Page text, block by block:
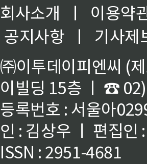
회사소개 ㅣ
이용약
공지사항
ㅣ
기사제
㈜이투데이피엔씨 (
이빌딩 15층 ㅣ ☎
등록번호 : 서울아
인 : 김상우 ㅣ 편집인
ISSN : 2951-4681